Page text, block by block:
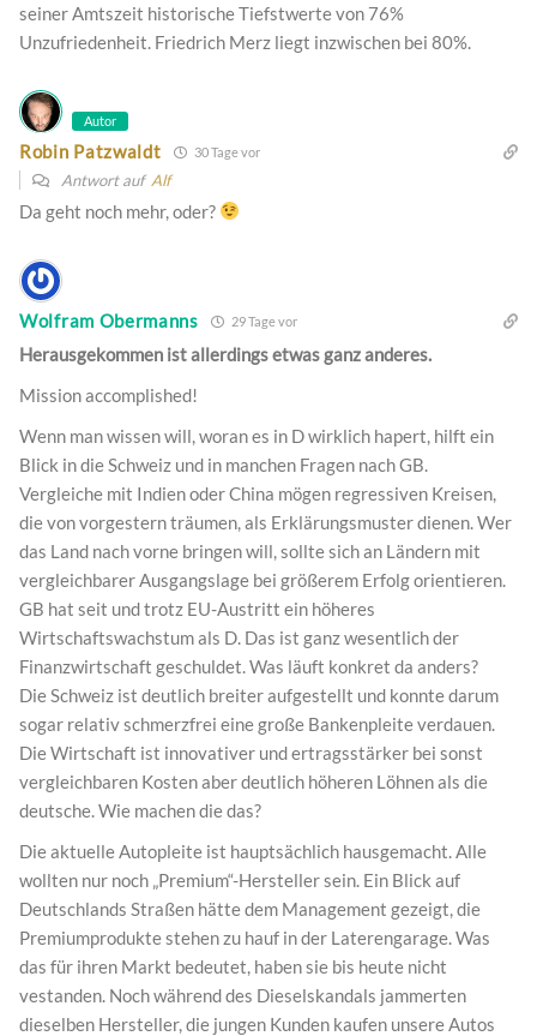
seiner Amtszeit historische Tiefstwerte von 76%
Unzufriedenheit. Friedrich Merz liegt inzwischen bei 80%.
Autor
Robin Patzwaldt 30 Tage vor
Antwort auf Alf
Da geht noch mehr, oder?
Wolfram Obermanns 29 Tage vor
Herausgekommen ist allerdings etwas ganz anderes.
Mission accomplished!
Wenn man wissen will, woran es in D wirklich hapert, hilft ein
Blick in die Schweiz und in manchen Fragen nach GB.
Vergleiche mit Indien oder China mögen regressiven Kreisen,
die von vorgestern träumen, als Erklärungsmuster dienen. Wer
das Land nach vorne bringen will, sollte sich an Ländern mit
vergleichbarer Ausgangslage bei größerem Erfolg orientieren.
GB hat seit und trotz EU-Austritt ein höheres
Wirtschaftswachstum als D. Das ist ganz wesentlich der
Finanzwirtschaft geschuldet. Was läuft konkret da anders?
Die Schweiz ist deutlich breiter aufgestellt und konnte darum
sogar relativ schmerzfrei eine große Bankenpleite verdauen.
Die Wirtschaft ist innovativer und ertragsstärker bei sonst
vergleichbaren Kosten aber deutlich höheren Löhnen als die
deutsche. Wie machen die das?
Die aktuelle Autopleite ist hauptsächlich hausgemacht. Alle
wollten nur noch „Premium“-Hersteller sein. Ein Blick auf
Deutschlands Straßen hätte dem Management gezeigt, die
Premiumprodukte stehen zu hauf in der Laterengarage. Was
das für ihren Markt bedeutet, haben sie bis heute nicht
vestanden. Noch während des Dieselskandals jammerten
dieselben Hersteller, die jungen Kunden kaufen unsere Autos